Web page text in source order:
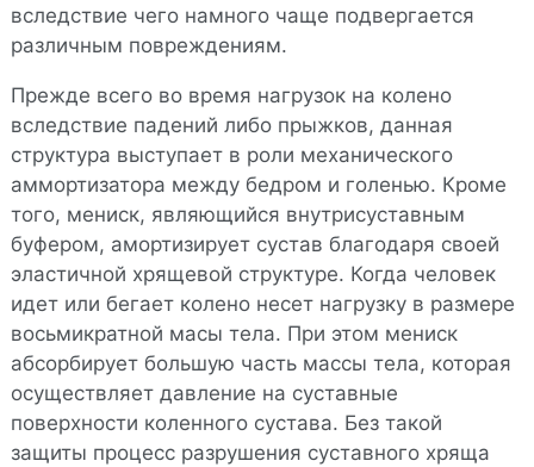
вследствие чего намного чаще подвергается
различным повреждениям.
Прежде всего во время нагрузок на колено
вследствие падений либо прыжков, данная
структура выступает в роли механического
аммортизатора между бедром и голенью. Кроме
того, мениск, являющийся внутрисуставным
буфером, амортизирует сустав благодаря своей
эластичной хрящевой структуре. Когда человек
идет или бегает колено несет нагрузку в размере
восьмикратной масы тела. При этом мениск
абсорбирует большую часть массы тела, которая
осуществляет давление на суставные
поверхности коленного сустава. Без такой
защиты процесс разрушения суставного хряща